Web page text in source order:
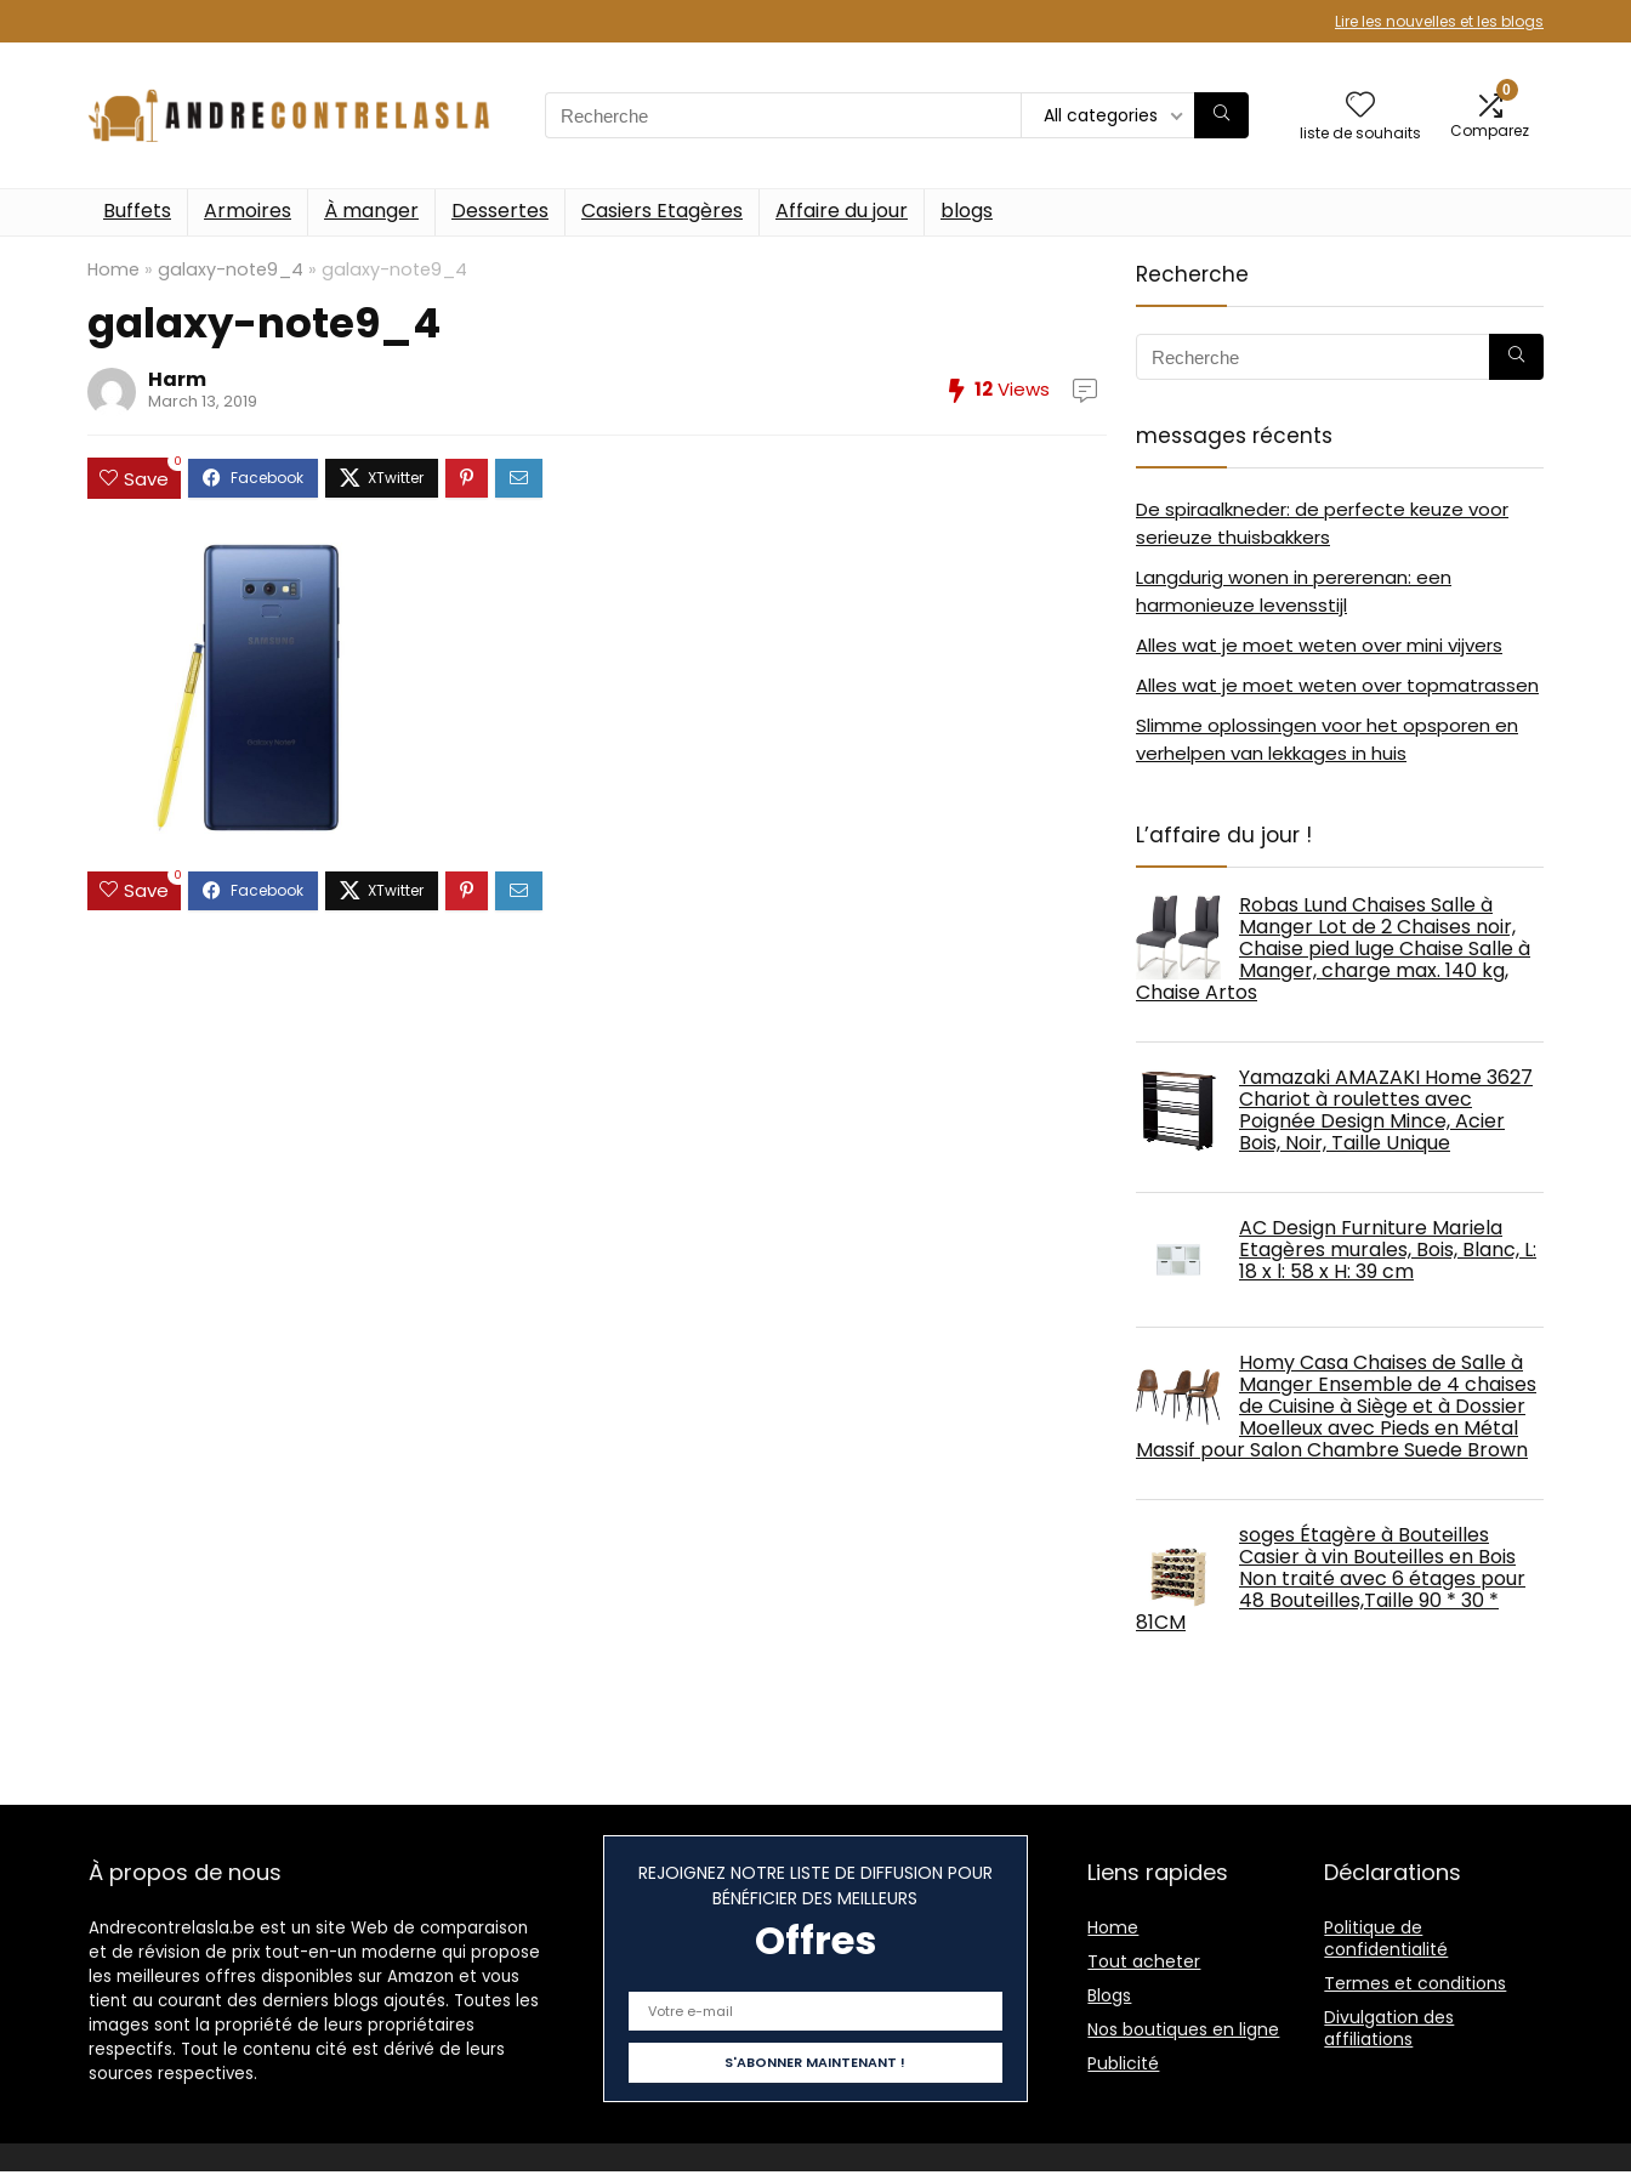
Lire les nouvelles et les blogs
Search
for:
All categories
liste de souhaits
0
Comparez
Buffets Armoires À manger Dessertes Casiers Etagères Affaire du jour blogs
Home » galaxy-note9_4 » galaxy-note9_4
galaxy-note9_4
Harm
March 13, 2019 12Views
Save
0
Save
0
Recherche
messages récents
De spiraalkneder: de perfecte keuze voor
serieuze thuisbakkers
Langdurig wonen in pererenan: een
harmonieuze levensstijl
Alles wat je moet weten over mini vijvers
Alles wat je moet weten over topmatrassen
Slimme oplossingen voor het opsporen en
verhelpen van lekkages in huis
L’affaire du jour !
Robas Lund Chaises Salle à
Manger Lot de 2 Chaises noir,
Chaise pied luge Chaise Salle à
Manger, charge max. 140 kg,
Chaise Artos
Yamazaki AMAZAKI Home 3627
Chariot à roulettes avec
Poignée Design Mince, Acier
Bois, Noir, Taille Unique
AC Design Furniture Mariela
Etagères murales, Bois, Blanc, L:
18 x l: 58 x H: 39 cm
Homy Casa Chaises de Salle à
Manger Ensemble de 4 chaises
de Cuisine à Siège et à Dossier
Moelleux avec Pieds en Métal
Massif pour Salon Chambre Suede Brown
soges Étagère à Bouteilles
Casier à vin Bouteilles en Bois
Non traité avec 6 étages pour
48 Bouteilles,Taille 90 * 30 *
81CM
À propos de nous
Andrecontrelasla.be est un site Web de comparaison
et de révision de prix tout-en-un moderne qui propose
les meilleures offres disponibles sur Amazon et vous
tient au courant des derniers blogs ajoutés. Toutes les
images sont la propriété de leurs propriétaires
respectifs. Tout le contenu cité est dérivé de leurs
sources respectives.
REJOIGNEZ NOTRE LISTE DE DIFFUSION POUR
BÉNÉFICIER DES MEILLEURS
Offres
Liens rapides
Home
Tout acheter
Blogs
Nos boutiques en ligne
Publicité
Déclarations
Politique de
confidentialité
Termes et conditions
Divulgation des
affiliations